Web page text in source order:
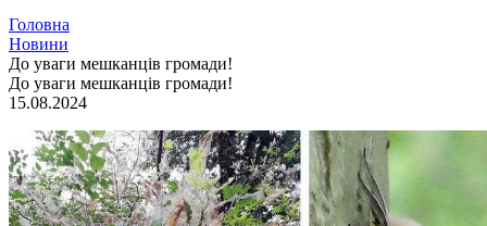
Головна
Новини
До уваги мешканців громади!
До уваги мешканців громади!
15.08.2024